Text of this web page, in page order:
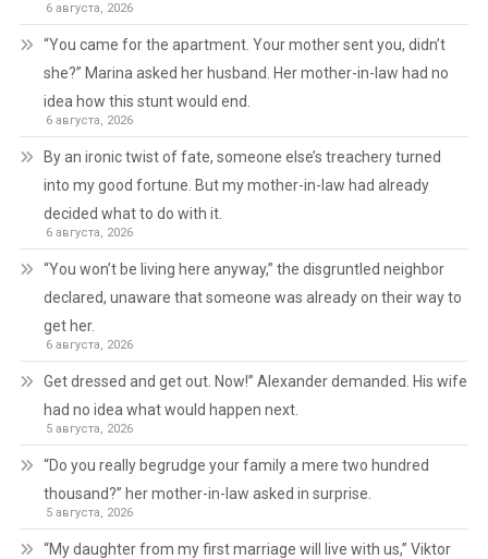
6 августа, 2026
“You came for the apartment. Your mother sent you, didn’t
she?” Marina asked her husband. Her mother-in-law had no
idea how this stunt would end.
6 августа, 2026
By an ironic twist of fate, someone else’s treachery turned
into my good fortune. But my mother-in-law had already
decided what to do with it.
6 августа, 2026
“You won’t be living here anyway,” the disgruntled neighbor
declared, unaware that someone was already on their way to
get her.
6 августа, 2026
Get dressed and get out. Now!” Alexander demanded. His wife
had no idea what would happen next.
5 августа, 2026
“Do you really begrudge your family a mere two hundred
thousand?” her mother-in-law asked in surprise.
5 августа, 2026
“My daughter from my first marriage will live with us,” Viktor